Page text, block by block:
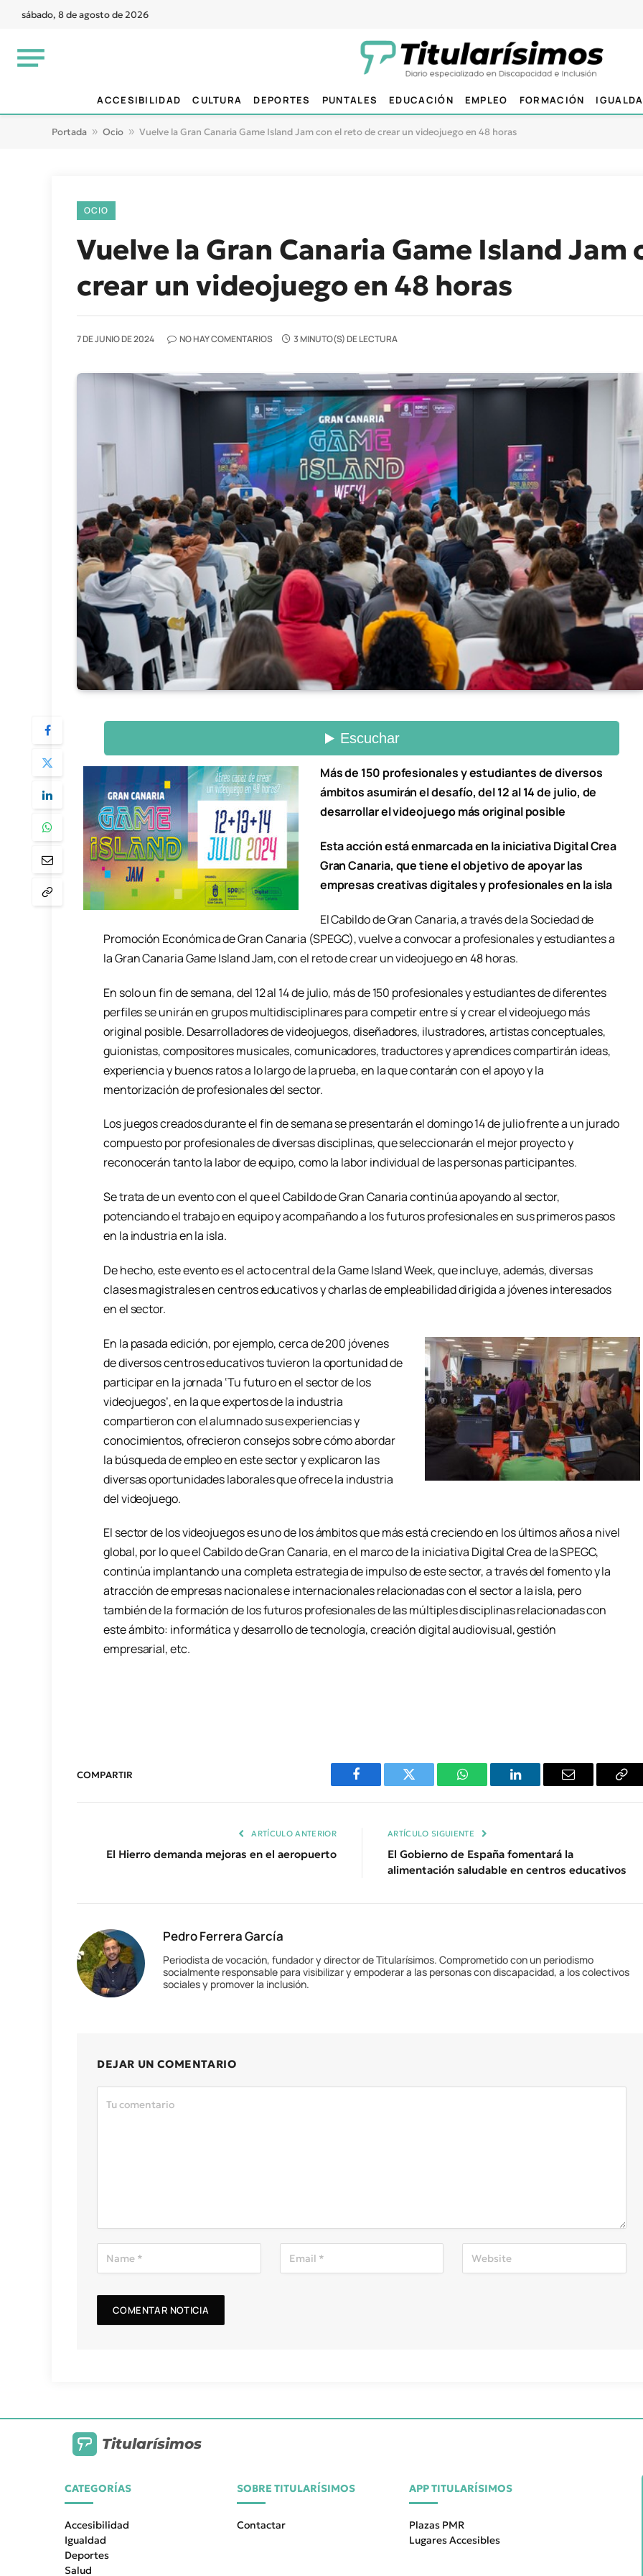
sábado, 8 de agosto de 2026
ACCESIBILIDAD CULTURA DEPORTES PUNTALES EDUCACIÓN EMPLEO FORMACIÓN
Portada » Ocio » Vuelve la Gran Canaria Game Island Jam con el reto de crear un videojuego en 48 horas
OCIO
Vuelve la Gran Canaria Game Island Jam
crear un videojuego en 48 horas
7 DE JUNIO DE 2024 NO HAY COMENTARIOS 3 MINUTO(S) DE LECTURA
Más de 150 profesionales y estudiantes de diversos
ámbitos asumirán el desafío, del 12 al 14 de julio, de
desarrollar el videojuego más original posible
Esta acción está enmarcada en la iniciativa Digital Crea
Gran Canaria, que tiene el objetivo de apoyar las
empresas creativas digitales y profesionales en la isla
El Cabildo de Gran Canaria, a través de la Sociedad de
Promoción Económica de Gran Canaria (SPEGC), vuelve a convocar a profesionales y estudiantes a
la Gran Canaria Game Island Jam, con el reto de crear un videojuego en 48 horas.
En solo un fin de semana, del 12 al 14 de julio, más de 150 profesionales y estudiantes de diferentes
perfiles se unirán en grupos multidisciplinares para competir entre sí y crear el videojuego más
original posible. Desarrolladores de videojuegos, diseñadores, ilustradores, artistas conceptuales,
guionistas, compositores musicales, comunicadores, traductores y aprendices compartirán ideas,
experiencia y buenos ratos a lo largo de la prueba, en la que contarán con el apoyo y la
mentorización de profesionales del sector.
Los juegos creados durante el fin de semana se presentarán el domingo 14 de julio frente a un jurado
compuesto por profesionales de diversas disciplinas, que seleccionarán el mejor proyecto y
reconocerán tanto la labor de equipo, como la labor individual de las personas participantes.
Se trata de un evento con el que el Cabildo de Gran Canaria continúa apoyando al sector,
potenciando el trabajo en equipo y acompañando a los futuros profesionales en sus primeros pasos
en la industria en la isla.
De hecho, este evento es el acto central de la Game Island Week, que incluye, además, diversas
clases magistrales en centros educativos y charlas de empleabilidad dirigida a jóvenes interesados
en el sector.
En la pasada edición, por ejemplo, cerca de 200 jóvenes
de diversos centros educativos tuvieron la oportunidad de
participar en la jornada ‘Tu futuro en el sector de los
videojuegos’, en la que expertos de la industria
compartieron con el alumnado sus experiencias y
conocimientos, ofrecieron consejos sobre cómo abordar
la búsqueda de empleo en este sector y explicaron las
diversas oportunidades laborales que ofrece la industria
del videojuego.
El sector de los videojuegos es uno de los ámbitos que más está creciendo en los últimos años a nivel
global, por lo que el Cabildo de Gran Canaria, en el marco de la iniciativa Digital Crea de la SPEGC,
continúa implantando una completa estrategia de impulso de este sector, a través del fomento y la
atracción de empresas nacionales e internacionales relacionadas con el sector a la isla, pero
también de la formación de los futuros profesionales de las múltiples disciplinas relacionadas con
este ámbito: informática y desarrollo de tecnología, creación digital audiovisual, gestión
empresarial, etc.
COMPARTIR
Facebook Twitter WhatsAppLinkedIn Email
ARTÍCULO ANTERIOR
El Hierro demanda mejoras en el aeropuerto
ARTÍCULO SIGUIENTE
El Gobierno de España fomentará la
alimentación saludable en centros educativos
Pedro Ferrera García
Periodista de vocación, fundador y director de Titularísimos. Comprometido con un periodismo
socialmente responsable para visibilizar y empoderar a las personas con discapacidad, a los colectivos
sociales y promover la inclusión.
DEJAR UN COMENTARIO
Titularísimos
CATEGORÍAS
Accesibilidad
Igualdad
Deportes
Salud
SOBRE TITULARÍSIMOS
Contactar
APP TITULARÍSIMOS
Plazas PMR
Lugares Accesibles